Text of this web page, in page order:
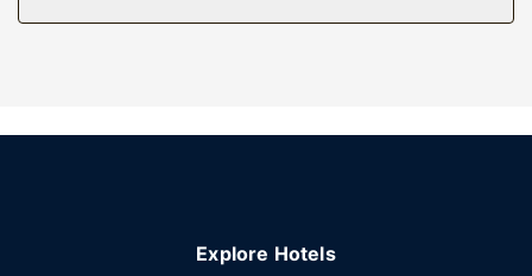
aberta 24 horas. O espaço oferece ainda serviços para
Explore Hotels